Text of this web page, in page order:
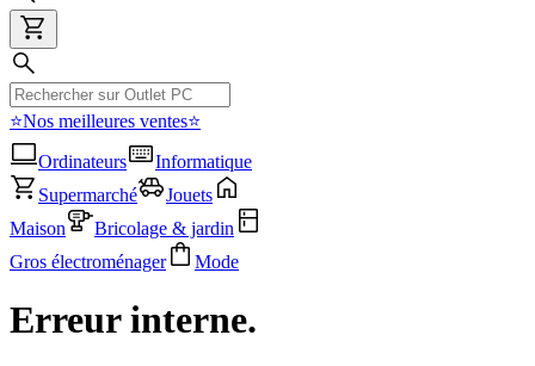
⭐Nos meilleures ventes⭐
Ordinateurs
Informatique
Supermarché
Jouets
Maison
Bricolage & jardin
Gros électroménager
Mode
Erreur interne.